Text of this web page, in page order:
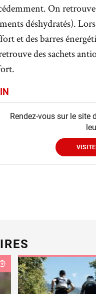
On
déshydratés). Lors
et des barres
des sachets
Rendez-vous sur le site